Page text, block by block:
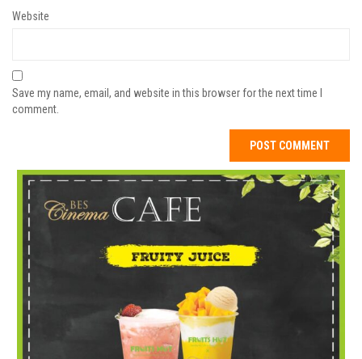
Website
Save my name, email, and website in this browser for the next time I
comment.